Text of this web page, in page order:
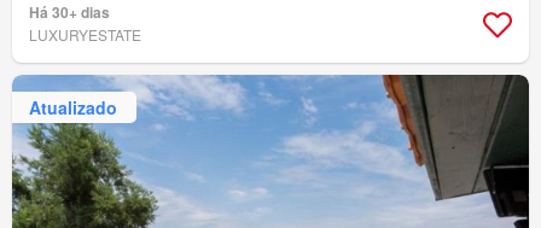
Há 30+ dias
LUXURYESTATE
Atualizado